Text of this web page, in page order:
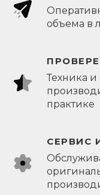
объема в
Техника
практике
СЕРВИС